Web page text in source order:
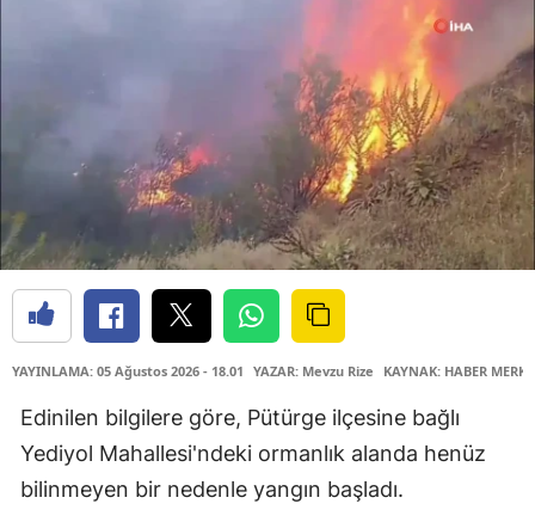
YAYINLAMA: 05 Ağustos 2026 - 18.01 YAZAR: Mevzu Rize KAYNAK: HABER
Edinilen bilgilere göre, Pütürge ilçesine bağlı
Yediyol Mahallesi'ndeki ormanlık alanda henüz
bilinmeyen bir nedenle yangın başladı.